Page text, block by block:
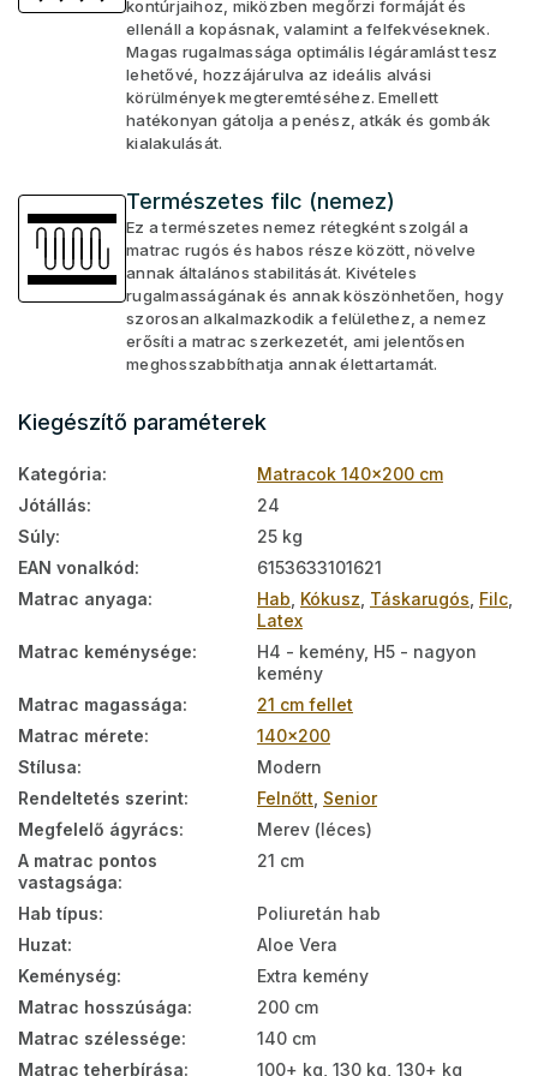
kontúrjaihoz, miközben megőrzi formáját és
ellenáll a kopásnak, valamint a felfekvéseknek.
Magas rugalmassága optimális légáramlást tesz
lehetővé, hozzájárulva az ideális alvási
körülmények megteremtéséhez. Emellett
hatékonyan gátolja a penész, atkák és gombák
kialakulását.
Természetes filc (nemez)
Ez a természetes nemez rétegként szolgál a
matrac rugós és habos része között, növelve
annak általános stabilitását. Kivételes
rugalmasságának és annak köszönhetően, hogy
szorosan alkalmazkodik a felülethez, a nemez
erősíti a matrac szerkezetét, ami jelentősen
meghosszabbíthatja annak élettartamát.
Kiegészítő paraméterek
Kategória:
Matracok 140x200 cm
Jótállás:
24
Súly:
25 kg
EAN vonalkód:
6153633101621
Matrac anyaga: Hab Kókusz Táskarugós Filc
Latex
Matrac keménysége:
H4 - kemény, H5 - nagyon
kemény
Matrac magassága:
21 cm fellet
Matrac mérete:
140x200
Stílusa:
Modern
Rendeltetés szerint: Felnőtt Senior
Megfelelő ágyrács:
Merev (léces)
A matrac pontos
vastagsága:
21 cm
Hab típus:
Poliuretán hab
Huzat:
Aloe Vera
Keménység:
Extra kemény
Matrac hosszúsága:
200 cm
Matrac szélessége:
140 cm
Matrac teherbírása: 100+ kg, 130 kg, 130+ kg